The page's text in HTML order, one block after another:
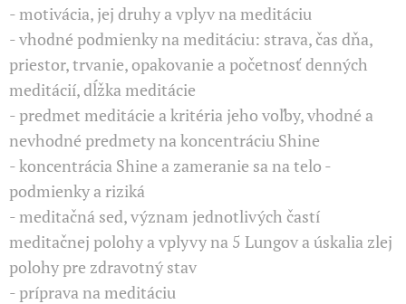
- motivácia, jej druhy a vplyv na meditáciu
- vhodné podmienky na meditáciu: strava, čas dňa,
priestor, trvanie, opakovanie a početnosť denných
meditácií, dĺžka meditácie
- predmet meditácie a kritéria jeho voľby, vhodné a
nevhodné predmety na koncentráciu Shine
- koncentrácia Shine a zameranie sa na telo -
podmienky a riziká
- meditačná sed, význam jednotlivých častí
meditačnej polohy a vplyvy na 5 Lungov a úskalia zlej
polohy pre zdravotný stav
- príprava na meditáciu